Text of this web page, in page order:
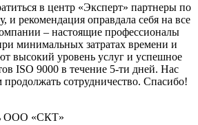
в центр «Эксперт» партнеры по
и рекомендация оправдала себя на все
– настоящие профессионалы
минимальных затратах времени и
высокий уровень услуг и успешное
ISO 9000 в течение 5-ти дней. Нас
продолжать сотрудничество. Спасибо!
ООО «СКТ»